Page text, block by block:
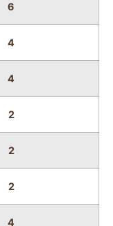
6
4
4
2
2
2
4